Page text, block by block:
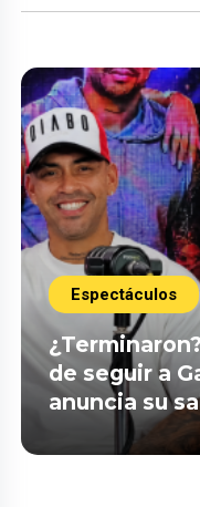
Espectáculos
de seguir a
anuncia su